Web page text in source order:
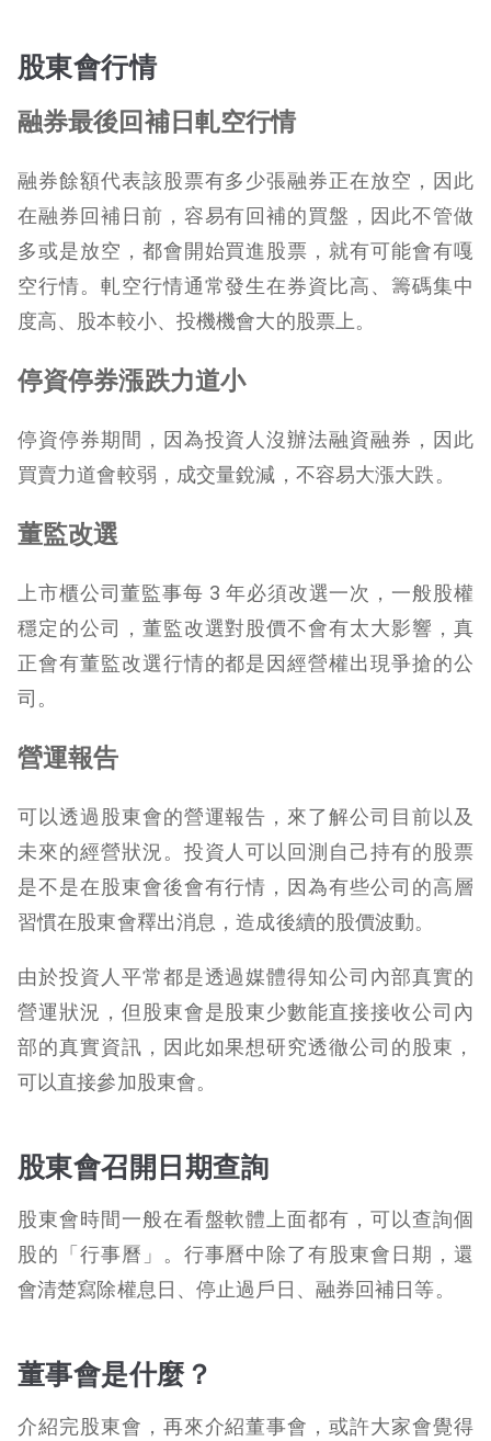
股東會行情
融券最後回補日軋空行情
融券餘額代表該股票有多少張融券正在放空，因此
在融券回補日前，容易有回補的買盤，因此不管做
多或是放空，都會開始買進股票，就有可能會有嘎
空行情。軋空行情通常發生在券資比高、籌碼集中
度高、股本較小、投機機會大的股票上。
停資停券漲跌力道小
停資停券期間，因為投資人沒辦法融資融券，因此
買賣力道會較弱，成交量銳減，不容易大漲大跌。
董監改選
上市櫃公司董監事每 3 年必須改選一次，一般股權
穩定的公司，董監改選對股價不會有太大影響，真
正會有董監改選行情的都是因經營權出現爭搶的公
司。
營運報告
可以透過股東會的營運報告，來了解公司目前以及
未來的經營狀況。投資人可以回測自己持有的股票
是不是在股東會後會有行情，因為有些公司的高層
習慣在股東會釋出消息，造成後續的股價波動。
由於投資人平常都是透過媒體得知公司內部真實的
營運狀況，但股東會是股東少數能直接接收公司內
部的真實資訊，因此如果想研究透徹公司的股東，
可以直接參加股東會。
股東會召開日期查詢
股東會時間一般在看盤軟體上面都有，可以查詢個
股的「行事曆」。行事曆中除了有股東會日期，還
會清楚寫除權息日、停止過戶日、融券回補日等。
董事會是什麼？
介紹完股東會，再來介紹董事會，或許大家會覺得